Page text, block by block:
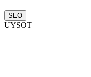
SEO
UYSOT